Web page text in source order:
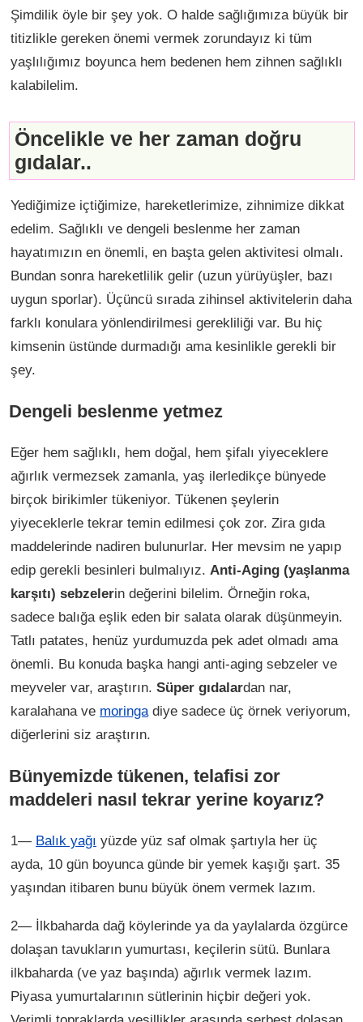
Şimdilik öyle bir şey yok. O halde sağlığımıza büyük bir
titizlikle gereken önemi vermek zorundayız ki tüm
yaşlılığımız boyunca hem bedenen hem zihnen sağlıklı
kalabilelim.
Öncelikle ve her zaman doğru
gıdalar..
Yediğimize içtiğimize, hareketlerimize, zihnimize dikkat
edelim. Sağlıklı ve dengeli beslenme her zaman
hayatımızın en önemli, en başta gelen aktivitesi olmalı.
Bundan sonra hareketlilik gelir (uzun yürüyüşler, bazı
uygun sporlar). Üçüncü sırada zihinsel aktivitelerin daha
farklı konulara yönlendirilmesi gerekliliği var. Bu hiç
kimsenin üstünde durmadığı ama kesinlikle gerekli bir
şey.
Dengeli beslenme yetmez
Eğer hem sağlıklı, hem doğal, hem şifalı yiyeceklere
ağırlık vermezsek zamanla, yaş ilerledikçe bünyede
birçok birikimler tükeniyor. Tükenen şeylerin
yiyeceklerle tekrar temin edilmesi çok zor. Zira gıda
maddelerinde nadiren bulunurlar. Her mevsim ne yapıp
edip gerekli besinleri bulmalıyız. Anti-Aging (yaşlanma
karşıtı) sebzelerin değerini bilelim. Örneğin roka,
sadece balığa eşlik eden bir salata olarak düşünmeyin.
Tatlı patates, henüz yurdumuzda pek adet olmadı ama
önemli. Bu konuda başka hangi anti-aging sebzeler ve
meyveler var, araştırın. Süper gıdalardan nar,
karalahana ve moringadiye sadece üç örnek veriyorum,
diğerlerini siz araştırın.
Bünyemizde tükenen, telafisi zor
maddeleri nasıl tekrar yerine koyarız?
1— Balık yağı yüzde yüz saf olmak şartıyla her üç
ayda, 10 gün boyunca günde bir yemek kaşığı şart. 35
yaşından itibaren bunu büyük önem vermek lazım.
2— İlkbaharda dağ köylerinde ya da yaylalarda özgürce
dolaşan tavukların yumurtası, keçilerin sütü. Bunlara
ilkbaharda (ve yaz başında) ağırlık vermek lazım.
Piyasa yumurtalarının sütlerinin hiçbir değeri yok.